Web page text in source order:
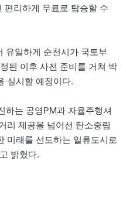
편리하게 무료로 탑승할 수
유일하게 순천시가 국토부
된 이후 사전 준비를 거쳐 박
실시할 예정이다.
하는 공영PM과 자율주행셔
리 제공을 넘어선 탄소중립
미래를 선도하는 일류도시로
밝혔다.